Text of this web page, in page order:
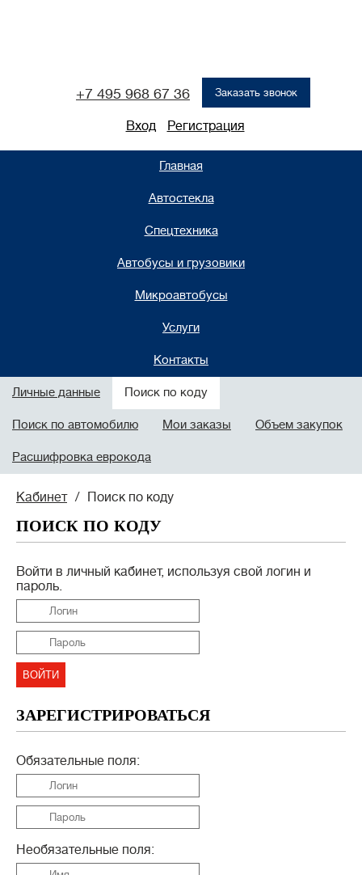
+7 495 968 67 36
+7 926 786 80 24
Заказать звонок
Вход Регистрация
Главная
Автостекла
Спецтехника
Автобусы и грузовики
Микроавтобусы
Услуги
Контакты
Личные данные Поиск по коду
Поиск по автомобилю Мои заказы Объем закупок
Расшифровка еврокода
Кабинет Поиск по коду
ПОИСК ПО КОДУ
Войти в личный кабинет, используя свой логин и
пароль.
ЗАРЕГИСТРИРОВАТЬСЯ
Обязательные поля:
Необязательные поля: